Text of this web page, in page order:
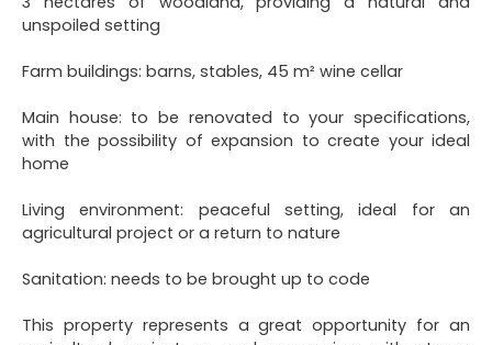
unspoiled setting
Farm buildings: barns, stables, 45 m² wine cellar
Main house: to be renovated to your specifications,
with the possibility of expansion to create your ideal
home
Living environment: peaceful setting, ideal for an
agricultural project or a return to nature
Sanitation: needs to be brought up to code
This property represents a great opportunity for an